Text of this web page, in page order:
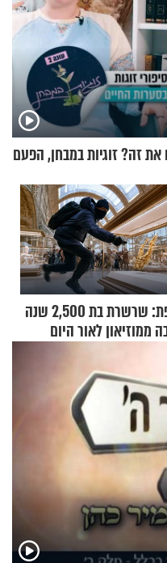
זה? זוגיות במבחן, הפעם
צרפת: שרשרת בת 2,500 שנה
ממוזיאון לאור היום